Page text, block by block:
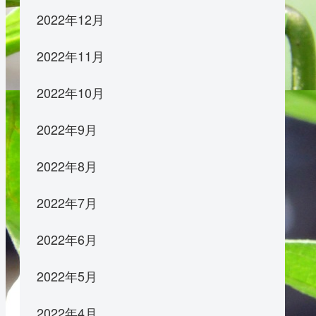
2022年12月
2022年11月
2022年10月
2022年9月
2022年8月
2022年7月
2022年6月
2022年5月
2022年4月